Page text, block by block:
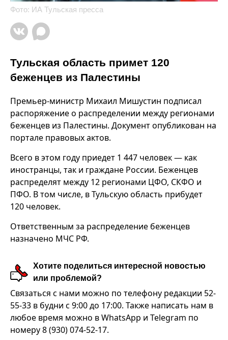
Фото: ИА Тульская пресса
Тульская область примет 120
беженцев из Палестины
Премьер-министр Михаил Мишустин подписал
распоряжение о распределении между регионами
беженцев из Палестины. Документ опубликован на
портале правовых актов.
Всего в этом году приедет 1 447 человек — как
иностранцы, так и граждане России. Беженцев
распределят между 12 регионами ЦФО, СКФО и
ПФО. В том числе, в Тульскую область прибудет
120 человек.
Ответственным за распределение беженцев
назначено МЧС РФ.
Хотите поделиться интересной новостью
или проблемой?
Связаться с нами можно по телефону редакции 52-
55-33 в будни с 9:00 до 17:00. Также написать нам в
любое время можно в WhatsApp и Telegram по
номеру 8 (930) 074-52-17.